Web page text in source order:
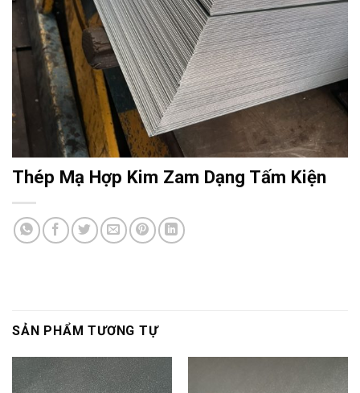
Thép Mạ Hợp Kim Zam Dạng Tấm Kiện
SẢN PHẨM TƯƠNG TỰ